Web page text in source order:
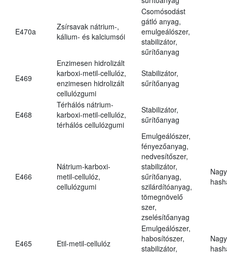
E470a
Zsírsavak nátrium-,
kálium- és kalciumsói
Csomósodást
gátló anyag,
emulgeálószer,
stabilizátor,
sűrítőanyag
E469
Enzimesen hidrolizált
karboxi-metil-cellulóz,
enzimesen hidrolizált
cellulózgumi
Stabilizátor,
sűrítőanyag
E468
Térhálós nátrium-
karboxi-metil-cellulóz,
térhálós cellulózgumi
Stabilizátor,
sűrítőanyag
E466
Nátrium-karboxi-
metil-cellulóz,
cellulózgumi
Emulgeálószer,
fényezőanyag,
nedvesítőszer,
stabilizátor,
sűrítőanyag,
szilárdítóanyag,
tömegnövelő
szer,
zselésítőanyag
E465 Etil-metil-cellulóz
Emulgeálószer,
habosítószer,
stabilizátor,